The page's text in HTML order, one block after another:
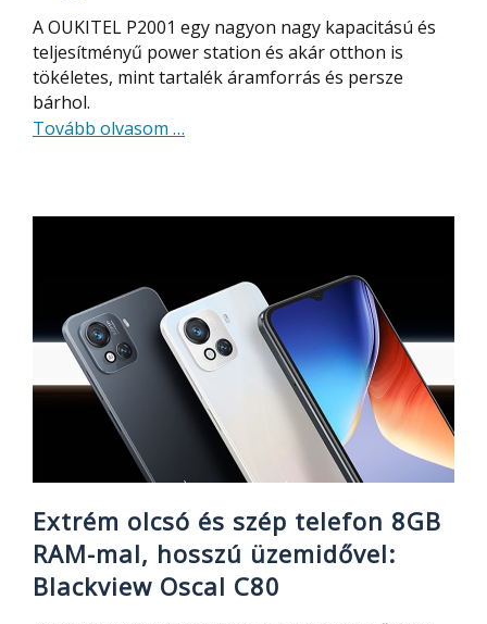
A OUKITEL P2001 egy nagyon nagy kapacitású és
teljesítményű power station és akár otthon is
tökéletes, mint tartalék áramforrás és persze
bárhol.
Tovább olvasom about
kapacitású
power
station,
nagyon
olcsón:
OUKITEL
…
Extrém olcsó és szép telefon 8GB
RAM-mal, hosszú üzemidővel:
Blackview Oscal C80